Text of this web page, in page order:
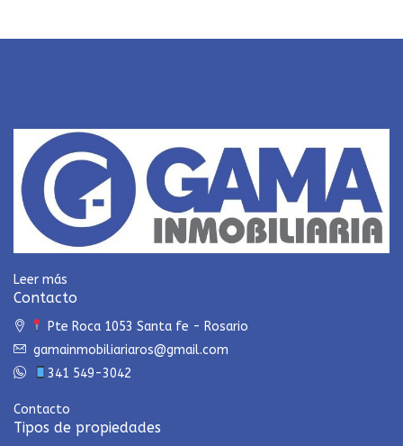
Leer más
Contacto
Pte Roca 1053 Santa fe - Rosario
gamainmobiliariaros@gmail.com
341 549-3042
Contacto
Tipos de propiedades